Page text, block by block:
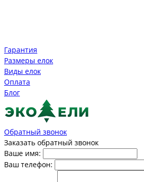
Гарантия
Размеры елок
Виды елок
Оплата
Блог
Обратный звонок
Заказать обратный звонок
Ваше имя:
Ваш телефон: